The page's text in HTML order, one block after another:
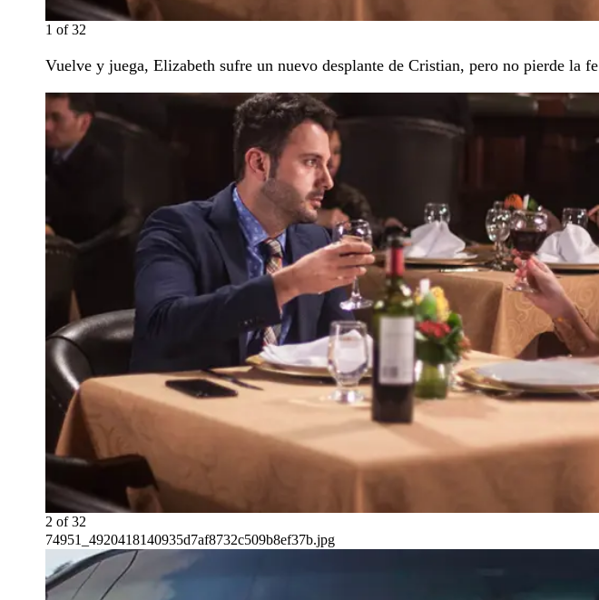
1 of32
Vuelve y juega, Elizabeth sufre un nuevo desplante de Cristian, pero no pierde la fe
2 of32
74951_4920418140935d7af8732c509b8ef37b.jpg